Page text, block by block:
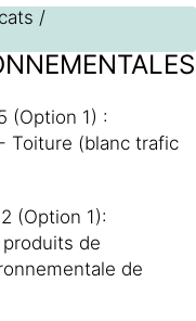
/
(Option 1) :
Toiture (blanc trafic
(Option 1):
de
de